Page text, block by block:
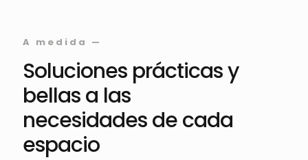
A medida —
Soluciones prácticas y
bellas a las
necesidades de cada
espacio